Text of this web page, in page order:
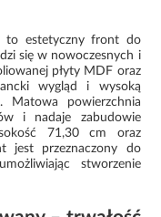
to estetyczny front do
się w nowoczesnych i
płyty MDF oraz
wygląd i wysoką
Matowa powierzchnia
i nadaje zabudowie
71,30 cm oraz
jest przeznaczony do
stworzenie